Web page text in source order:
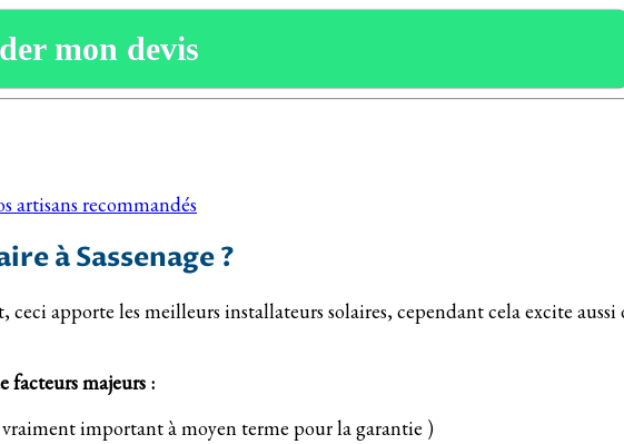
mon devis
artisans recommandés
à Sassenage ?
ceci apporte les meilleurs installateurs solaires, cependant cela excite
facteurs majeurs :
important à moyen terme pour la garantie )